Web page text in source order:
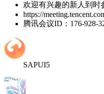
欢迎有兴趣的新人到时
https://
腾讯会议ID：176-928-
SAPUI5